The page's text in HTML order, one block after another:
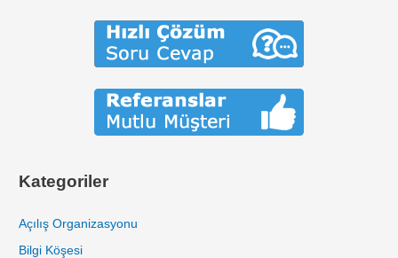
Kategoriler
Açılış Organizasyonu
Bilgi Köşesi